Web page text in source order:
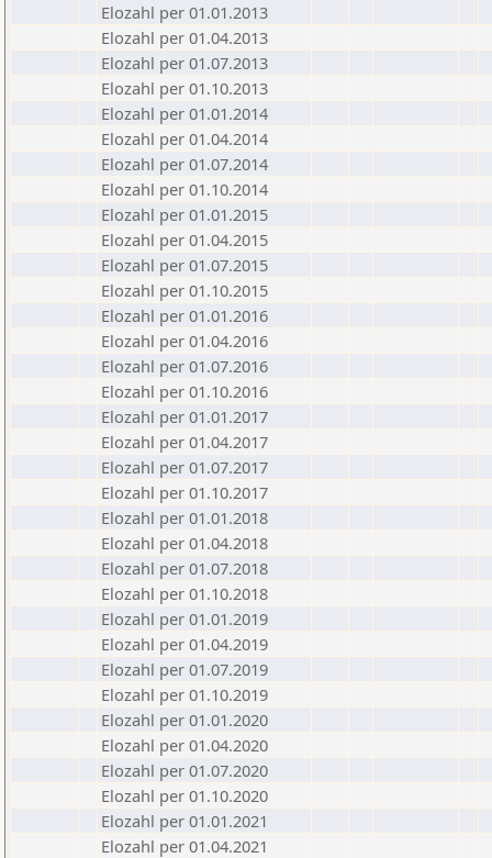
Elozahl per 01.01.2013
Elozahl per 01.04.2013
Elozahl per 01.07.2013
Elozahl per 01.10.2013
Elozahl per 01.01.2014
Elozahl per 01.04.2014
Elozahl per 01.07.2014
Elozahl per 01.10.2014
Elozahl per 01.01.2015
Elozahl per 01.04.2015
Elozahl per 01.07.2015
Elozahl per 01.10.2015
Elozahl per 01.01.2016
Elozahl per 01.04.2016
Elozahl per 01.07.2016
Elozahl per 01.10.2016
Elozahl per 01.01.2017
Elozahl per 01.04.2017
Elozahl per 01.07.2017
Elozahl per 01.10.2017
Elozahl per 01.01.2018
Elozahl per 01.04.2018
Elozahl per 01.07.2018
Elozahl per 01.10.2018
Elozahl per 01.01.2019
Elozahl per 01.04.2019
Elozahl per 01.07.2019
Elozahl per 01.10.2019
Elozahl per 01.01.2020
Elozahl per 01.04.2020
Elozahl per 01.07.2020
Elozahl per 01.10.2020
Elozahl per 01.01.2021
Elozahl per 01.04.2021